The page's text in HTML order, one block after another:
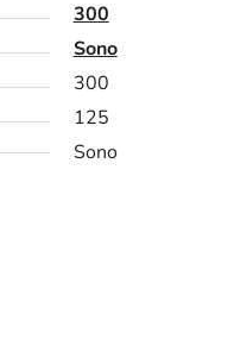
300
Sono
300
125
Sono